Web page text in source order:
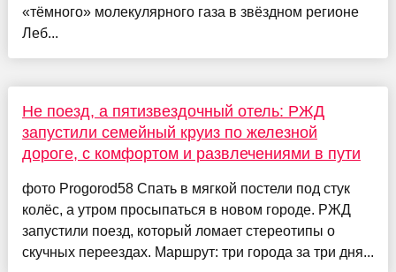
«тёмного» молекулярного газа в звёздном регионе
Леб...
Не поезд, а пятизвездочный отель: РЖД
запустили семейный круиз по железной
дороге, с комфортом и развлечениями в пути
фото Progorod58 Спать в мягкой постели под стук
колёс, а утром просыпаться в новом городе. РЖД
запустили поезд, который ломает стереотипы о
скучных переездах. Маршрут: три города за три дня...